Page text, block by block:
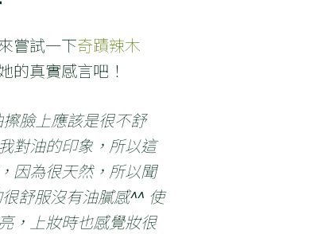
嘗試一下奇蹟辣木
的真實感言吧！
臉上應該是很不舒
對油的印象，所以這
因為很天然，所以聞
舒服沒有油膩感^^ 使
，上妝時也感覺妝很